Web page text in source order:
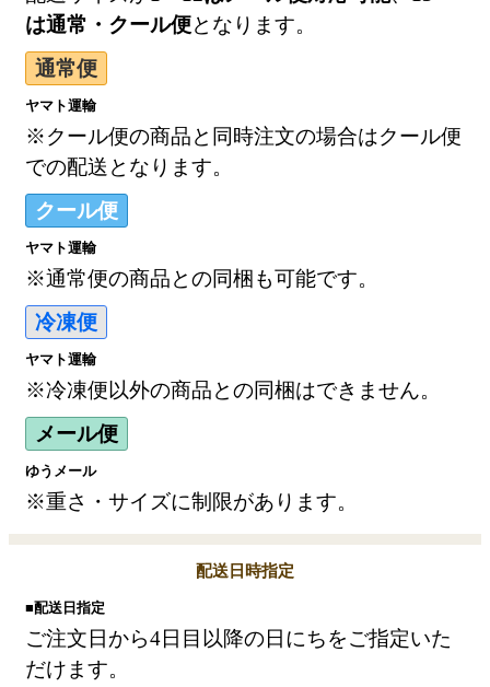
は通常・クール便となります。
通常便
ヤマト運輸
※クール便の商品と同時注文の場合はクール便
での配送となります。
クール便
ヤマト運輸
※通常便の商品との同梱も可能です。
冷凍便
ヤマト運輸
※冷凍便以外の商品との同梱はできません。
メール便
ゆうメール
※重さ・サイズに制限があります。
配送日時指定
■配送日指定
ご注文日から4日目以降の日にちをご指定いた
だけます。